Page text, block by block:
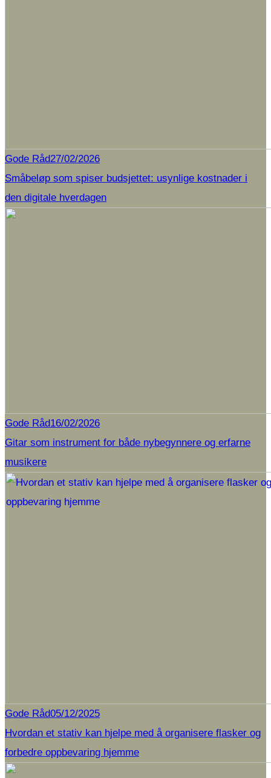
Gode Råd27/02/2026
Småbeløp som spiser budsjettet: usynlige kostnader i
den digitale hverdagen
Gode Råd16/02/2026
Gitar som instrument for både nybegynnere og erfarne
musikere
Gode Råd05/12/2025
Hvordan et stativ kan hjelpe med å organisere flasker og
forbedre oppbevaring hjemme